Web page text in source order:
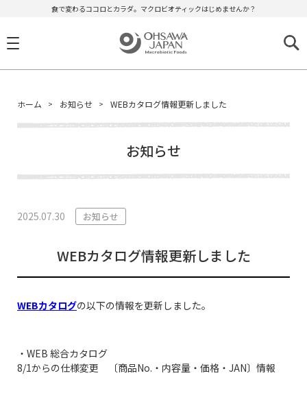
食で変わるココロとカラダ。マクロビオティックはじめませんか？
ホーム お知らせ WEBカタログ情報更新しました
お知らせ
2025.07.30 お知らせ
WEBカタログ情報更新しました
WEBカタログの以下の情報を更新しました。
・WEB 総合カタログ
8/1からの仕様変更 〔商品No.・内容量・価格・JAN〕情報